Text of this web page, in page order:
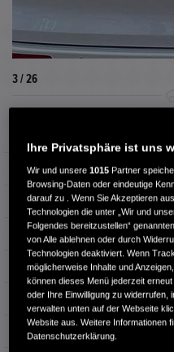
3 / 26
Innenausstattung
Kilometerstand
Kraftstoffart
Getriebe
Türen
Leistung
Ihre Privatsphäre ist uns
Wir und unsere1015 Partner
Browsing-Daten oder eindeutige
darauf zu . Wenn Sie Akzeptieren
Technologien die unter „Wir und
Folgendes bereitzustellen“
von Alle ablehnen oder durch
Technologien deaktiviert. Wenn
möglicherweise Inhalte und
können dieses Menü jederzeit
oder Ihre Einwilligung zu widerrufen,
verwalten unten auf der Webseite
Website aus. Weitere Informationen
Datenschutzerklärung.